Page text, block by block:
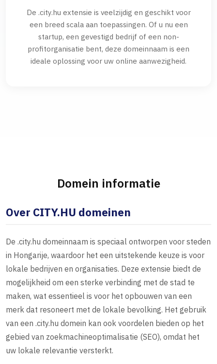
De .city.hu extensie is veelzijdig en geschikt voor
een breed scala aan toepassingen. Of u nu een
startup, een gevestigd bedrijf of een non-
profitorganisatie bent, deze domeinnaam is een
ideale oplossing voor uw online aanwezigheid.
Domein informatie
Over CITY.HU domeinen
De .city.hu domeinnaam is speciaal ontworpen voor steden
in Hongarije, waardoor het een uitstekende keuze is voor
lokale bedrijven en organisaties. Deze extensie biedt de
mogelijkheid om een sterke verbinding met de stad te
maken, wat essentieel is voor het opbouwen van een
merk dat resoneert met de lokale bevolking. Het gebruik
van een .city.hu domein kan ook voordelen bieden op het
gebied van zoekmachineoptimalisatie (SEO), omdat het
uw lokale relevantie versterkt.